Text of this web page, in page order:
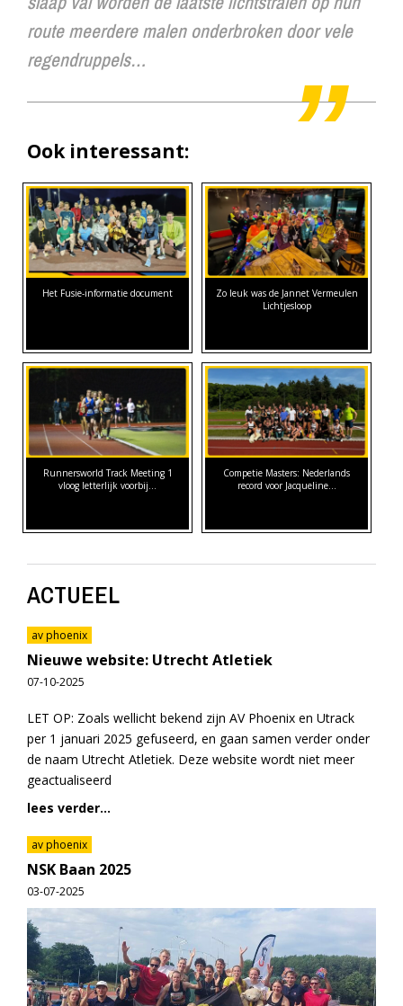
route meerdere malen onderbroken door vele
regendruppels…
Ook interessant:
Het Fusie-informatie document
Zo leuk was de Jannet Vermeulen
Lichtjesloop
Runnersworld Track Meeting 1
vloog letterlijk voorbij...
Competie Masters: Nederlands
record voor Jacqueline…
ACTUEEL
av phoenix
Nieuwe website: Utrecht Atletiek
07-10-2025
LET OP: Zoals wellicht bekend zijn AV Phoenix en Utrack
per 1 januari 2025 gefuseerd, en gaan samen verder onder
de naam Utrecht Atletiek. Deze website wordt niet meer
geactualiseerd
lees verder...
av phoenix
NSK Baan 2025
03-07-2025